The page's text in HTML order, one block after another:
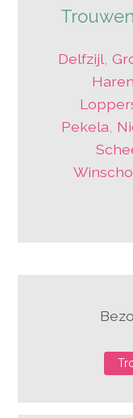
Delfzijl ,
Haren
Pekela